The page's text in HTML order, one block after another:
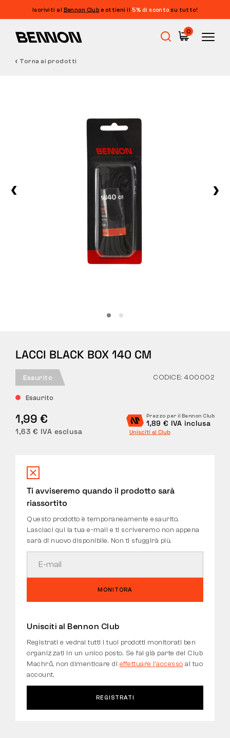
Iscriviti al Bennon Club e ottieni il 5% di sconto su tutto!
0
Calzature casual
CHI SIAMO
BLOG
LABORATORIO BENNON
NEGOZIO CON BISTROT
RESI
Torna ai prodotti
LACCI BLACK BOX 140 CM
Esaurito CODICE: 400002
Esaurito
1,99 €
1,63 € IVA esclusa
Prezzo per il Bennon Club
1,89 € IVA inclusa
Unisciti al Club
Ti avviseremo quando il prodotto sarà
riassortito
Questo prodotto è temporaneamente esaurito.
Lasciaci qui la tua e-mail e ti scriveremo non appena
sarà di nuovo disponibile. Non ti sfuggirà più.
MONITORA
Unisciti al Bennon Club
Registrati e vedrai tutti i tuoi prodotti monitorati ben
organizzati in un unico posto. Se fai già parte del Club
Machrů, non dimenticare di effettuare l'accesso al tuo
account.
REGISTRATI